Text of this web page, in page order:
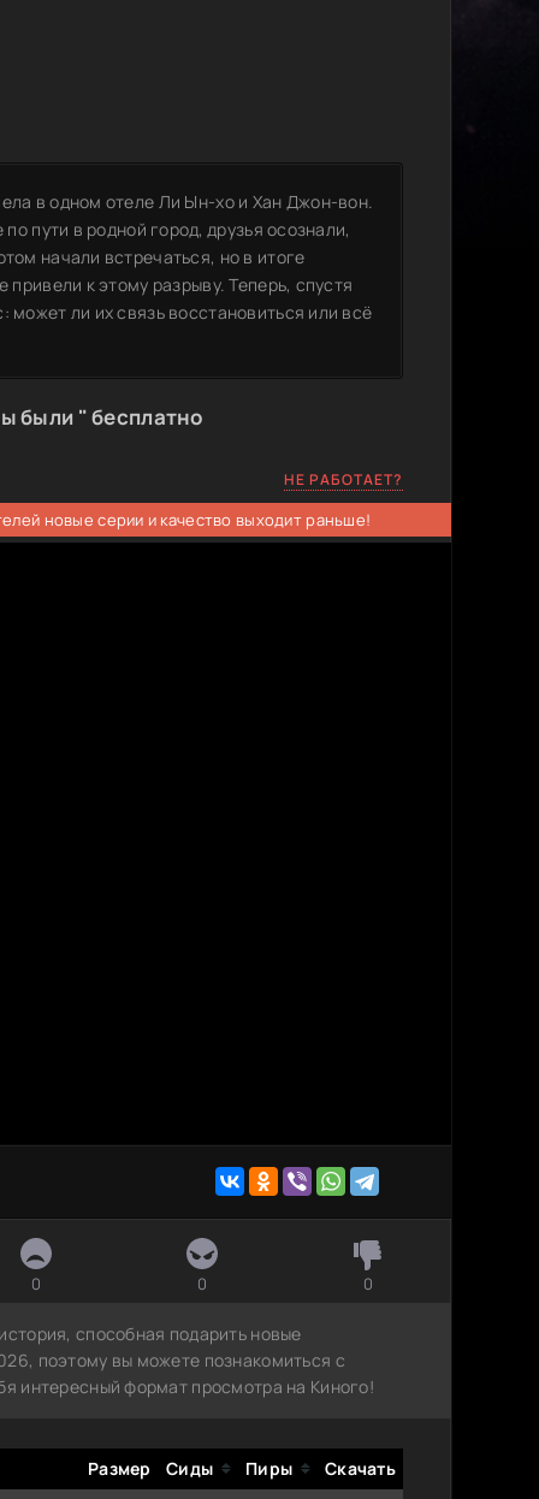
в одном отеле Ли Ын-хо и Хан Джон-вон.
пути в родной город, друзья осознали,
начали встречаться, но в итоге
к этому разрыву. Теперь, спустя
ли их связь восстановиться или всё
были " бесплатно
НЕ РАБОТАЕТ?
новые серии и качество выходит раньше!
0 0 0
способная подарить новые
поэтому вы можете познакомиться с
интересный формат просмотра на Киного!
Размер Сиды Пиры
Скачать